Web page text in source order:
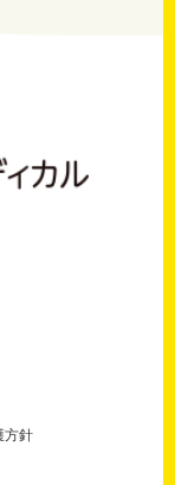
方針